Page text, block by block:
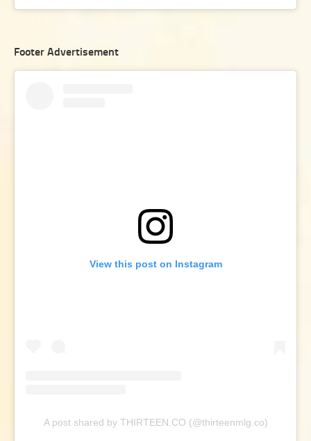
Footer Advertisement
View this post on Instagram
A post shared by THIRTEEN.CO (@thirteenmlg.co)